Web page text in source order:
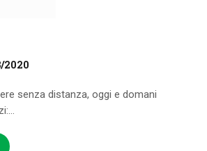
2020
senza distanza, oggi e domani